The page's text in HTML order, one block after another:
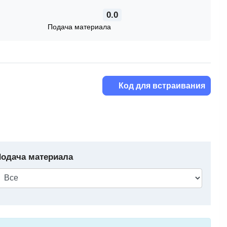
0.0
Подача материала
Код для встраивания
материала